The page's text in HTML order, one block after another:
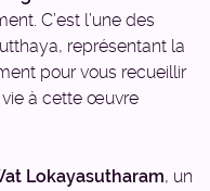
C’est l’une des
représentant la
pour vous recueillir
vie à cette œuvre
Lokayasutharam, un